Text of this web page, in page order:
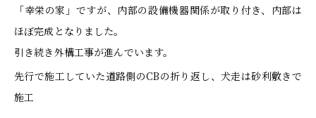
「幸栄の家」ですが、内部の設備機器関係が取り付き、内部は
ほぼ完成となりました。
引き続き外構工事が進んでいます。
先行で施工していた道路側のCBの折り返し、犬走は砂利敷きで
施工